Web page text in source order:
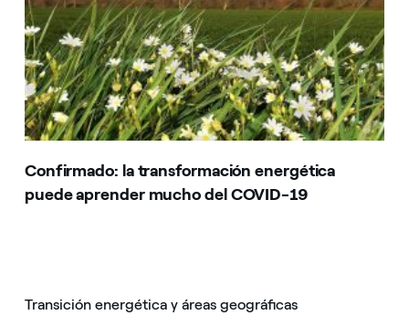
Confirmado: la transformación energética
puede aprender mucho del COVID-19
Transición energética y áreas geográficasTransición